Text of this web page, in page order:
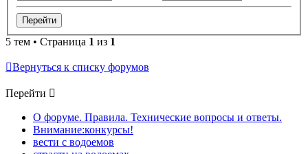
5 тем • Страница 1 из 1
Вернуться к списку форумов
Перейти
О форуме. Правила. Технические вопросы и ответы.
Внимание:конкурсы!
вести с водоемов